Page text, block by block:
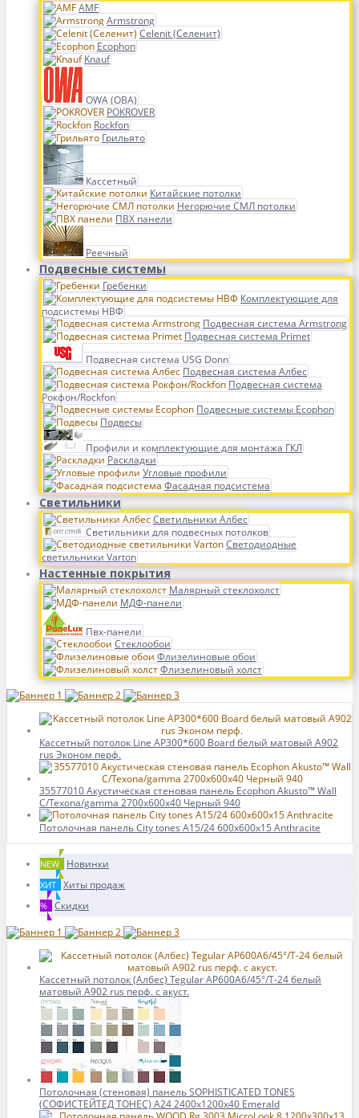
AMF
Armstrong
Celenit (Селенит)
Ecophon
Knauf
OWA (ОВА)
POKROVER
Rockfon
Грильято
Кассетный
Китайские потолки
Негорючие СМЛ потолки
ПВХ панели
Реечный
Подвесные системы
Гребенки
Комплектующие для
подсистемы НВФ
Подвесная система Armstrong
Подвесная система Primet
Подвесная система USG Donn
Подвесная система Албес
Подвесная система
Рокфон/Rockfon
Подвесные системы Ecophon
Подвесы
Профили и комплектующие для монтажа ГКЛ
Раскладки
Угловые профили
Фасадная подсистема
Светильники
Светильники Албес
Светильники для подвесных потолков
Светодиодные
светильники Varton
Настенные покрытия
Малярный стеклохолст
МДФ-панели
Пвх-панели
Стеклообои
Флизелиновые обои
Флизелиновый холст
Кассетный потолок Line AP300*600 Board белый матовый А902
rus Эконом перф.
35577010 Акустическая стеновая панель Ecophon Akusto™ Wall
C/Texona/gamma 2700x600x40 Черный 940
Потолочная панель City tones A15/24 600x600x15 Anthracite
NEW Новинки
ХИТ Хиты продаж
% Скидки
Кассетный потолок (Албес) Tegular AP600A6/45°/Т-24 белый
матовый А902 rus перф. с акуст.
Потолочная (стеновая) панель SOPHISTICATED TONES
(СОФИСТЕЙТЕД ТОНЕС) A24 2400x1200x40 Emerald